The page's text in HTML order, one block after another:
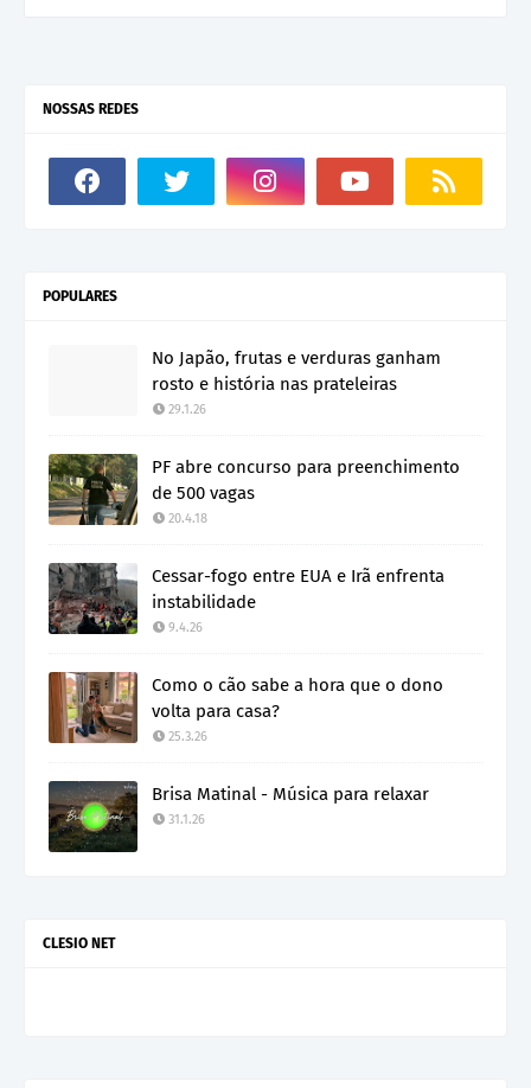
NOSSAS REDES
POPULARES
No Japão, frutas e verduras ganham
rosto e história nas prateleiras
29.1.26
PF abre concurso para preenchimento
de 500 vagas
20.4.18
Cessar-fogo entre EUA e Irã enfrenta
instabilidade
9.4.26
Como o cão sabe a hora que o dono
volta para casa?
25.3.26
Brisa Matinal - Música para relaxar
31.1.26
CLESIO NET